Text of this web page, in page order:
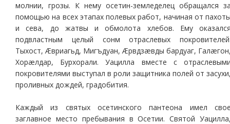
молнии, грозы. К нему осетин-земледелец обращался
помощью на всех этапах полевых работ, начиная от
и сева, до жатвы и обмолота хлебов. Ему
подвластным целый сонм отраслевых
Тыхост, Æвриагьд, Мигъдуан, Æрвдзæвды бардуаг,
Хорæлдар, Бурхорали. Уацилла вместе с
покровителями выступал в роли защитника полей от
проливных дождей, градобития.
Каждый из святых осетинского пантеона имел
заглавное место пребывания в Осетии. Святой